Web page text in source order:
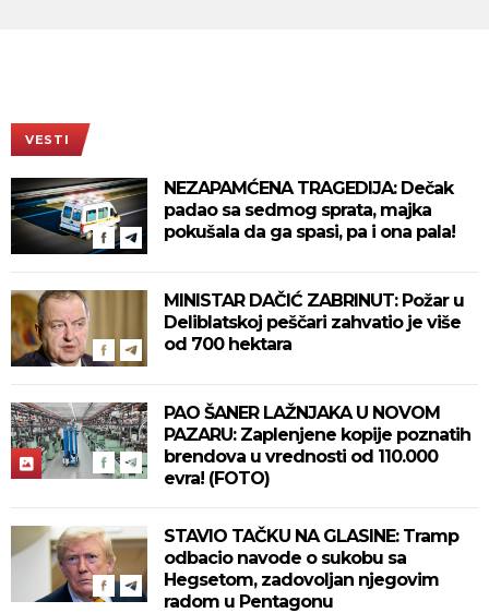
VESTI
NEZAPAMĆENA TRAGEDIJA: Dečak
padao sa sedmog sprata, majka
pokušala da ga spasi, pa i ona pala!
MINISTAR DAČIĆ ZABRINUT: Požar u
Deliblatskoj peščari zahvatio je više
od 700 hektara
PAO ŠANER LAŽNJAKA U NOVOM
PAZARU: Zaplenjene kopije poznatih
brendova u vrednosti od 110.000
evra! (FOTO)
STAVIO TAČKU NA GLASINE: Tramp
odbacio navode o sukobu sa
Hegsetom, zadovoljan njegovim
radom u Pentagonu